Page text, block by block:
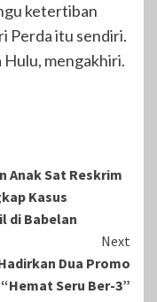
ketertiban
Perda itu sendiri.
Hulu, mengakhiri.
Anak Sat Reskrim
Kasus
di Babelan
Next
Dua Promo
Seru Ber-3”